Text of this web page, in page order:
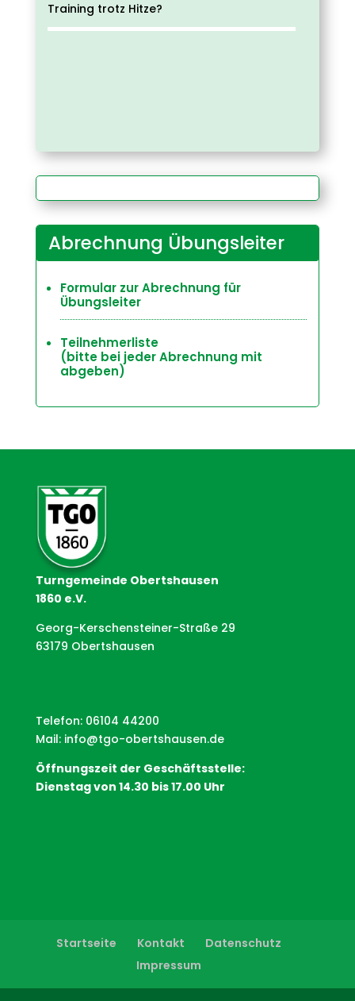
Training trotz Hitze?
Abrechnung Übungsleiter
Formular zur Abrechnung für
Übungsleiter
Teilnehmerliste
(bitte bei jeder Abrechnung mit
abgeben)
Turngemeinde Obertshausen
1860 e.V.
Georg-Kerschensteiner-Straße 29
63179 Obertshausen
Telefon: 06104 44200
Mail: info@tgo-obertshausen.de
Öffnungszeit der Geschäftsstelle:
Dienstag von 14.30 bis 17.00 Uhr
Startseite Kontakt
Datenschutz
Impressum